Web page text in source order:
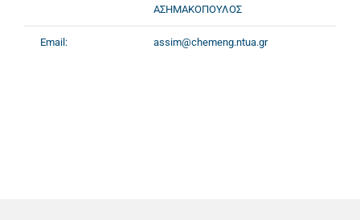
ΑΣΗΜΑΚΟΠΟΥΛΟΣ
Email: assim@chemeng.ntua.gr